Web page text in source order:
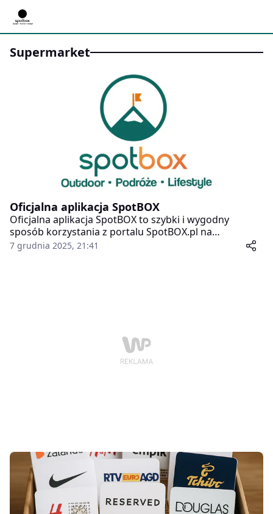
Supermarket
Oficjalna aplikacja SpotBOX
Oficjalna aplikacja SpotBOX to szybki i wygodny
sposób korzystania z portalu SpotBOX.pl na
smartfonie. Działa jako PWA – nowoczesna aplikacja
7 grudnia 2025, 21:41